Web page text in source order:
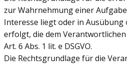
zur Wahrnehmung einer
Interesse liegt oder in Ausübung
erfolgt, die dem
Art. 6 Abs. 1 lit. e DSGVO.
Die Rechtsgrundlage für die